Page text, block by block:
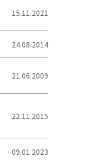
15.11.2021
24.08.2014
21.06.2009
22.11.2015
09.01.2023